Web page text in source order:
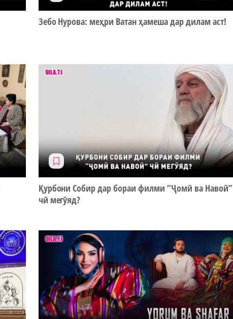
Зебо Нурова: меҳри Ватан ҳамеша дар дилам аст!
Қурбони Собир дар бораи филми “Ҷомӣ ва Навоӣ”
чӣ мегӯяд?